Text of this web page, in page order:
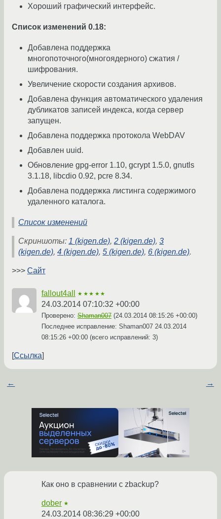
Хороший графический интерфейс.
Список изменений 0.18:
Добавлена поддержка
многопоточного(многоядерного) сжатия /
шифрования.
Увеличение скорости создания архивов.
Добавлена функция автоматического удаления
дубликатов записей индекса, когда сервер
запущен.
Добавлена поддержка протокола WebDAV
Добавлен uuid.
Обновление gpg-error 1.10, gcrypt 1.5.0, gnutls
3.1.18, libcdio 0.92, pcre 8.34.
Добавлена поддержка листинга содержимого
удаленного каталога.
Список изменений
Скриншоты: 1 (kigen.de), 2 (kigen.de), 3
(kigen.de), 4 (kigen.de), 5 (kigen.de), 6 (kigen.de).
>>> Сайт
fallout4all ★★★★★
24.03.2014 07:10:32 +00:00
Проверено: Shaman007 (24.03.2014 08:15:26 +00:00)
Последнее исправление: Shaman007 24.03.2014
08:15:26 +00:00 (всего исправлений: 3)
Ссылка
← →
Как оно в сравнении с zbackup?
dober ★
24.03.2014 08:36:29 +00:00